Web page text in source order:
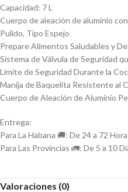
Capacidad: 7 L
Cuerpo de aleación de aluminio
Pulido, Tipo Espejo
Prepare Alimentos Saludables y
Sistema de Válvula de Seguridad
Límite de Seguridad Durante la
Manija de Baquelita Resistente al
Cuerpo de Aleación de Aluminio
Entrega:
Para La Habana 🚚: De 24 a 72
Para Las Provincias 🚛: De 5 a 10
Valoraciones (0)